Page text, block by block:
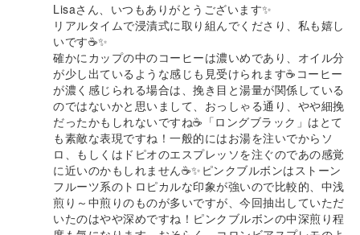
Lisaさん、いつもありがとうございます✨
リアルタイムで浸漬式に取り組んでくださり、私も嬉し
いです☕✨
確かにカップの中のコーヒーは濃いめであり、オイル分
が少し出ているような感じも見受けられます☕コーヒー
が濃く感じられる場合は、挽き目と湯量が関係している
のではないかと思いまして、おっしゃる通り、やや細挽
だったかもしれないですね☕「ロングブラック」はとて
も素敵な表現ですね！一般的にはお湯を注いでからソ
ロ、もしくはドピオのエスプレッソを注ぐのであの感覚
に近いのかもしれません☕✨ピンクブルボンはストーン
フルーツ系のトロピカルな印象が強いので比較的、中浅
煎り～中煎りのものが多いですが、今回抽出していただ
いたのはやや深めですね！ピンクブルボンの中深煎り程